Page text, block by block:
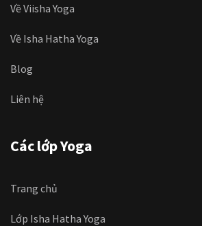
Về Viisha Yoga
Về Isha Hatha Yoga
Blog
Liên hệ
Các lớp Yoga
Trang chủ
Lớp Isha Hatha Yoga